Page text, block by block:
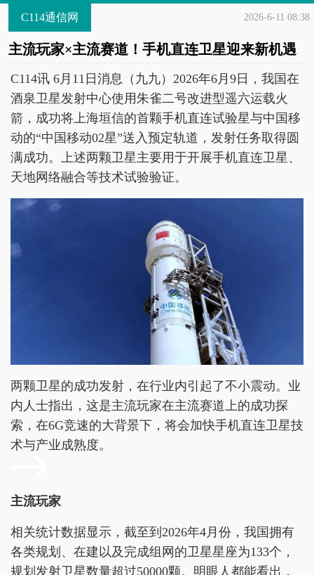
C114通信网 2026-6-11 08:38
主流玩家×主流赛道！手机直连卫星迎来新机遇
C114讯 6月11日消息（九九）2026年6月9日，我国在
酒泉卫星发射中心使用朱雀二号改进型遥六运载火
箭，成功将上海垣信的首颗手机直连试验星与中国移
动的“中国移动02星”送入预定轨道，发射任务取得圆
满成功。上述两颗卫星主要用于开展手机直连卫星、
天地网络融合等技术试验验证。
两颗卫星的成功发射，在行业内引起了不小震动。业
内人士指出，这是主流玩家在主流赛道上的成功探
索，在6G竞速的大背景下，将会加快手机直连卫星技
术与产业成熟度。
主流玩家
相关统计数据显示，截至到2026年4月份，我国拥有
各类规划、在建以及完成组网的卫星星座为133个，
规划发射卫星数量超过50000颗。明眼人都能看出，